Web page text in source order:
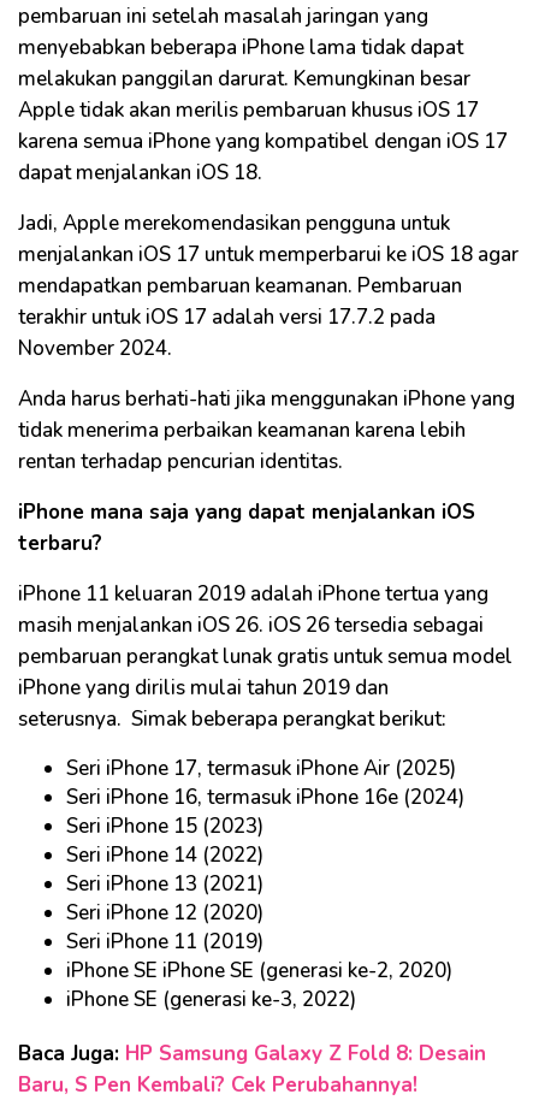
pembaruan ini setelah masalah jaringan yang
menyebabkan beberapa iPhone lama tidak dapat
melakukan panggilan darurat. Kemungkinan besar
Apple tidak akan merilis pembaruan khusus iOS 17
karena semua iPhone yang kompatibel dengan iOS 17
dapat menjalankan iOS 18.
Jadi, Apple merekomendasikan pengguna untuk
menjalankan iOS 17 untuk memperbarui ke iOS 18 agar
mendapatkan pembaruan keamanan. Pembaruan
terakhir untuk iOS 17 adalah versi 17.7.2 pada
November 2024.
Anda harus berhati-hati jika menggunakan iPhone yang
tidak menerima perbaikan keamanan karena lebih
rentan terhadap pencurian identitas.
iPhone mana saja yang dapat menjalankan iOS
terbaru?
iPhone 11 keluaran 2019 adalah iPhone tertua yang
masih menjalankan iOS 26. iOS 26 tersedia sebagai
pembaruan perangkat lunak gratis untuk semua model
iPhone yang dirilis mulai tahun 2019 dan
seterusnya. Simak beberapa perangkat berikut:
Seri iPhone 17, termasuk iPhone Air (2025)
Seri iPhone 16, termasuk iPhone 16e (2024)
Seri iPhone 15 (2023)
Seri iPhone 14 (2022)
Seri iPhone 13 (2021)
Seri iPhone 12 (2020)
Seri iPhone 11 (2019)
iPhone SE iPhone SE (generasi ke-2, 2020)
iPhone SE (generasi ke-3, 2022)
Baca Juga: HP Samsung Galaxy Z Fold 8: Desain
Baru, S Pen Kembali? Cek Perubahannya!